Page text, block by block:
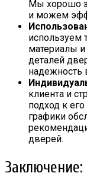
Мы хорошо
и можем
используем
материалы
деталей
надежность
клиента и
подход к
графики
дверей.
Заключение: